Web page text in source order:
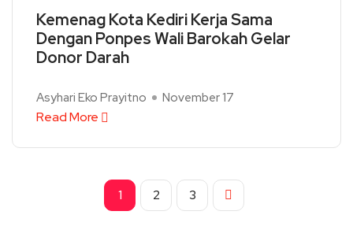
Kemenag Kota Kediri Kerja Sama
Dengan Ponpes Wali Barokah Gelar
Donor Darah
Asyhari Eko Prayitno November 17
Read More
1 2 3